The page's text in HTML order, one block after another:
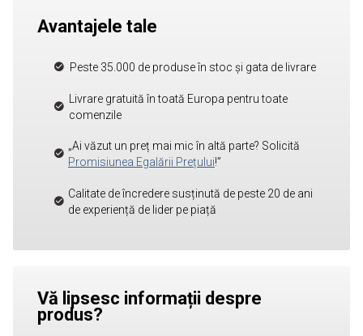
Avantajele tale
Peste 35.000 de produse în stoc și gata de livrare
Livrare gratuită în toată Europa pentru toate
comenzile
„Ai văzut un preț mai mic în altă parte? Solicită
Promisiunea Egalării Prețului!”
Calitate de încredere susținută de peste 20 de ani
de experiență de lider pe piață
Vă lipsesc informații despre
produs?